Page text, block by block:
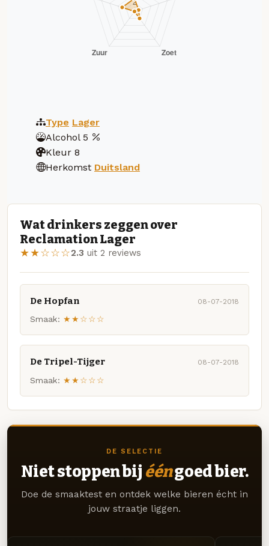
Type Lager
Alcohol 5
Kleur 8
Herkomst Duitsland
Wat drinkers zeggen over
Reclamation Lager
★★☆☆☆2.3 uit 2 reviews
De Hopfan 08-07-2018
Smaak: ★★☆☆☆
De Tripel-Tijger 08-07-2018
Smaak: ★★☆☆☆
DE SELECTIE
Niet stoppen bij ééngoed bier.
Doe de smaaktest en ontdek welke bieren écht in
jouw straatje liggen.